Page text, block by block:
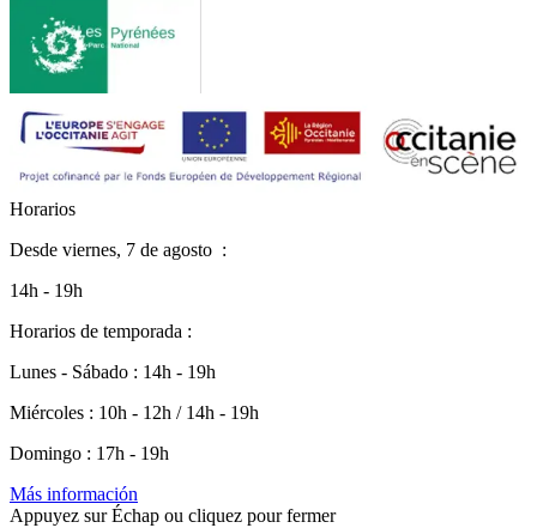
Horarios
Desde viernes, 7 de agosto :
14h - 19h
Horarios de temporada :
Lunes - Sábado : 14h - 19h
Miércoles : 10h - 12h / 14h - 19h
Domingo : 17h - 19h
Más información
Appuyez sur Échap ou cliquez pour fermer